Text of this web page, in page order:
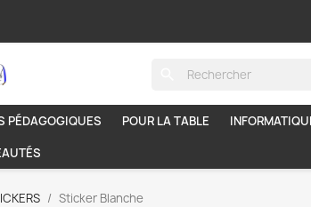
PÉDAGOGIQUES POUR LA TABLE
Sticker Blanche